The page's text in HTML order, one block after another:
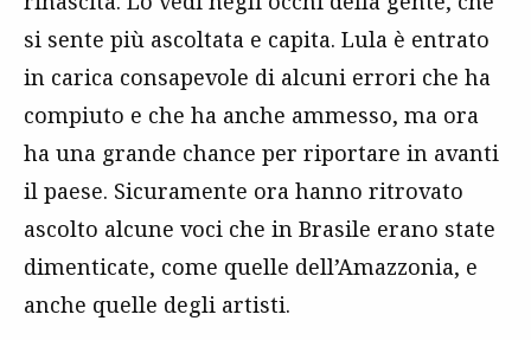
si sente più ascoltata e capita. Lula è entrato
in carica consapevole di alcuni errori che ha
compiuto e che ha anche ammesso, ma ora
ha una grande chance per riportare in avanti
il paese. Sicuramente ora hanno ritrovato
ascolto alcune voci che in Brasile erano state
dimenticate, come quelle dell’Amazzonia, e
anche quelle degli artisti.